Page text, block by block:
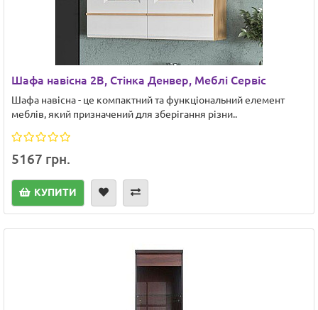
Шафа навісна 2В, Стінка Денвер, Меблі Сервіс
Шафа навісна - це компактний та функціональний елемент
меблів, який призначений для зберігання різни..
5167 грн.
КУПИТИ